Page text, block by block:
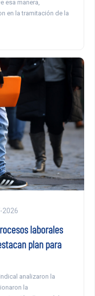
esa manera,
en la tramitación de la
2026
laborales
plan para
analizaron la
la